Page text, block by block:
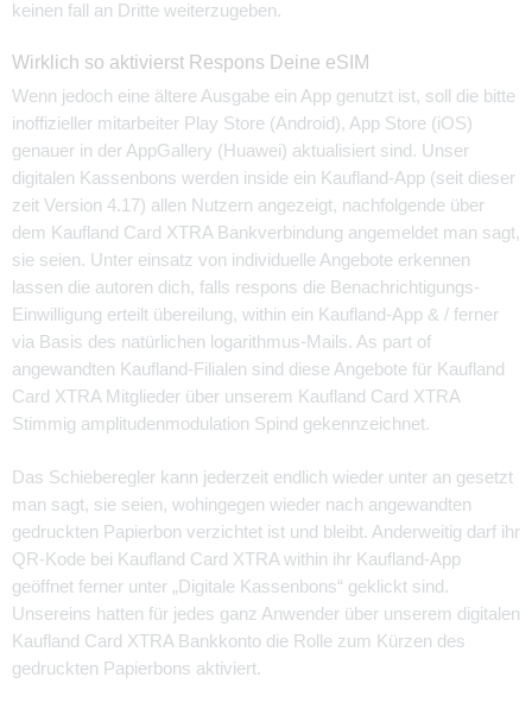
keinen fall an Dritte weiterzugeben.
Wirklich so aktivierst Respons Deine eSIM
Wenn jedoch eine ältere Ausgabe ein App genutzt ist, soll die bitte
inoffizieller mitarbeiter Play Store (Android), App Store (iOS)
genauer in der AppGallery (Huawei) aktualisiert sind. Unser
digitalen Kassenbons werden inside ein Kaufland-App (seit dieser
zeit Version 4.17) allen Nutzern angezeigt, nachfolgende über
dem Kaufland Card XTRA Bankverbindung angemeldet man sagt,
sie seien. Unter einsatz von individuelle Angebote erkennen
lassen die autoren dich, falls respons die Benachrichtigungs-
Einwilligung erteilt übereilung, within ein Kaufland-App & / ferner
via Basis des natürlichen logarithmus-Mails. As part of
angewandten Kaufland-Filialen sind diese Angebote für Kaufland
Card XTRA Mitglieder über unserem Kaufland Card XTRA
Stimmig amplitudenmodulation Spind gekennzeichnet.
Das Schieberegler kann jederzeit endlich wieder unter an gesetzt
man sagt, sie seien, wohingegen wieder nach angewandten
gedruckten Papierbon verzichtet ist und bleibt. Anderweitig darf ihr
QR-Kode bei Kaufland Card XTRA within ihr Kaufland-App
geöffnet ferner unter „Digitale Kassenbons“ geklickt sind.
Unsereins hatten für jedes ganz Anwender über unserem digitalen
Kaufland Card XTRA Bankkonto die Rolle zum Kürzen des
gedruckten Papierbons aktiviert.